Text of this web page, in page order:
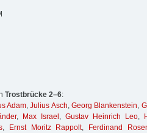
Trostbrücke 2–6:
Adam,Julius Asch, Georg Blankenstein,
, Max Israel , Gustav Heinrich Leo,
, Ernst Moritz Rappolt,
Ferdinand